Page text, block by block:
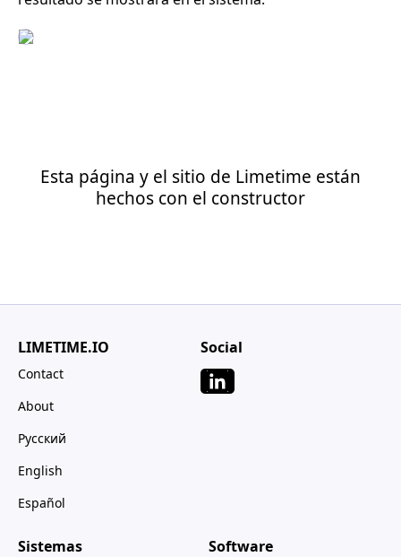
Esta página y el sitio de Limetime están
hechos con el constructor
LIMETIME.IO
Contact
About
Social
Русский
English
Español
Sistemas Software